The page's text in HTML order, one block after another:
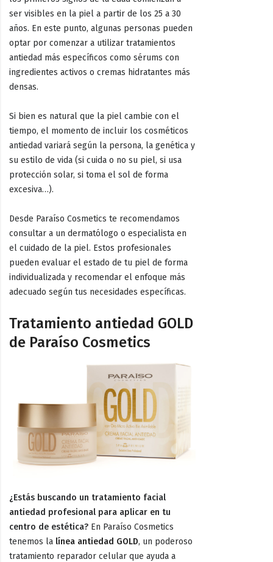
ser visibles en la piel a partir de los 25 a 30
años. En este punto, algunas personas pueden
optar por comenzar a utilizar tratamientos
antiedad más específicos como sérums con
ingredientes activos o cremas hidratantes más
densas.
Si bien es natural que la piel cambie con el
tiempo, el momento de incluir los cosméticos
antiedad variará según la persona, la genética y
su estilo de vida (si cuida o no su piel, si usa
protección solar, si toma el sol de forma
excesiva…).
Desde Paraíso Cosmetics te recomendamos
consultar a un dermatólogo o especialista en
el cuidado de la piel. Estos profesionales
pueden evaluar el estado de tu piel de forma
individualizada y recomendar el enfoque más
adecuado según tus necesidades específicas.
Tratamiento antiedad GOLD
de Paraíso Cosmetics
¿Estás buscando un tratamiento facial
antiedad profesional para aplicar en tu
centro de estética? En Paraíso Cosmetics
tenemos la línea antiedad GOLD, un poderoso
tratamiento reparador celular que ayuda a